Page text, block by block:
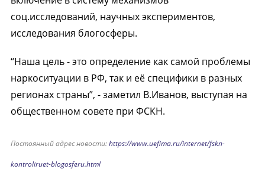
соц.исследований, научных экспериментов,
исследования блогосферы.
“Наша цель - это определение как самой проблемы
наркоситуации в РФ, так и её специфики в разных
регионах страны”, - заметил В.Иванов, выступая на
общественном совете при ФСКН.
Постоянный адрес новости:https://www.uefima.ru/internet/fskn-
kontroliruet-blogosferu.html